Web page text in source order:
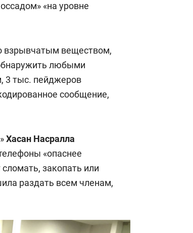
«на уровне
взрывчатым веществом,
любыми
3 тыс. пейджеров
сообщение,
Хасан Насралла
«опаснее
закопать или
раздать всем членам,